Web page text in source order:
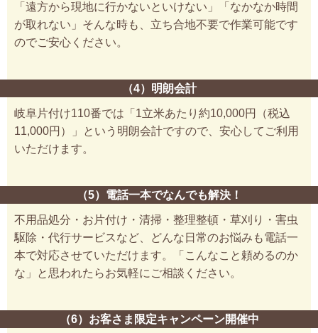
「遠方から現地に行かないといけない」「なかなか時間
が取れない」そんな時も、立ち合地不要で作業可能です
のでご安心ください。
（4）明朗会計
岐阜片付け110番では「1立米あたり約10,000円（税込
11,000円）」という明朗会計ですので、安心してご利用
いただけます。
（5）電話一本でなんでも解決！
不用品処分・お片付け・清掃・整理整頓・草刈り・害虫
駆除・代行サービスなど、どんな日常のお悩みも電話一
本で対応させていただけます。「こんなこと頼めるのか
な」と思われたらお気軽にご相談ください。
（6）お客さま限定キャンペーン開催中